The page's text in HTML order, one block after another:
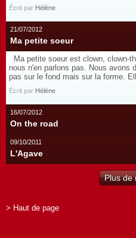
Écrit par Hélène
21/07/2012
Ma petite soeur
Ma petite soeur est clown, clown-
nous n'en parlons pas. Nous avons
pas sur le fond mais sur la forme.
Écrit par Hélène
16/07/2012
On the road
09/10/2011
L'Agave
Plus de
> Haut de page